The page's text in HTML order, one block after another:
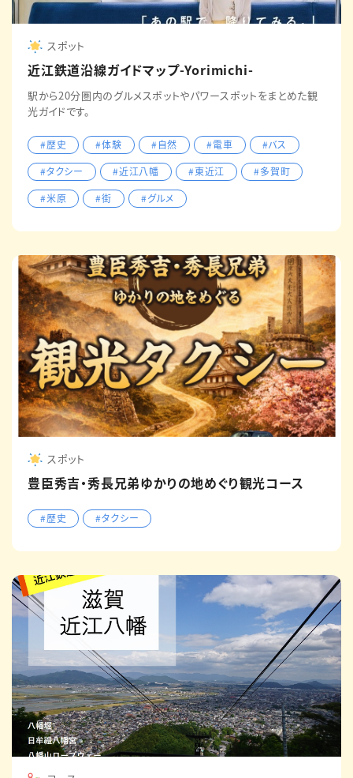
スポット
近江鉄道沿線ガイドマップ-Yorimichi-
駅から20分圏内のグルメスポットやパワースポットをまとめた観
光ガイドです。
#歴史 #体験 #自然 #電車
#バス
#タクシー
#近江八幡 #東近江
#多賀町
#米原
#街 #グルメ
スポット
豊臣秀吉・秀長兄弟ゆかりの地めぐり観光コース
#歴史 #タクシー